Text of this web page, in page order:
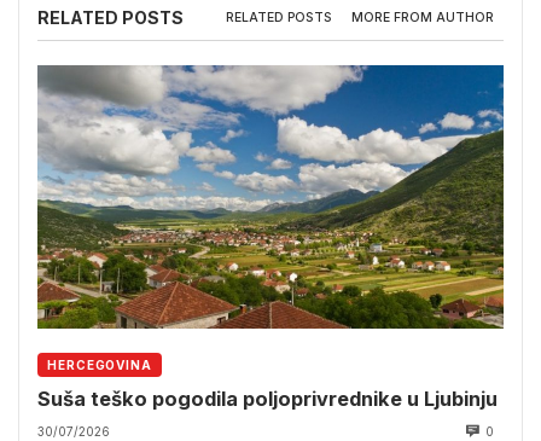
RELATED POSTS RELATED POSTS MORE FROM AUTHOR
HERCEGOVINA
Suša teško pogodila poljoprivrednike u Ljubinju
30/07/2026 0